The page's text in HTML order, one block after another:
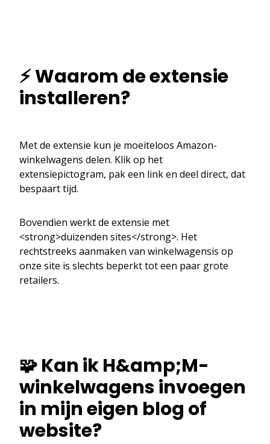
⚡ Waarom de extensie
installeren?
Met de extensie kun je moeiteloos Amazon-
winkelwagens delen. Klik op het
extensiepictogram, pak een link en deel direct, dat
bespaart tijd.
Bovendien werkt de extensie met
<strong>duizenden sites</strong>. Het
rechtstreeks aanmaken van winkelwagensis op
onze site is slechts beperkt tot een paar grote
retailers.
🧩 Kan ik H&amp;M-
winkelwagens invoegen
in mijn eigen blog of
website?